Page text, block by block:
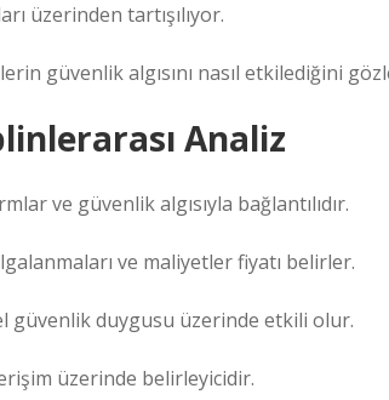
üzerinden tartışılıyor.
güvenlik algısını nasıl etkilediğini
Analiz
ve güvenlik algısıyla bağlantılıdır.
ve maliyetler fiyatı belirler.
güvenlik duygusu üzerinde etkili olur.
üzerinde belirleyicidir.